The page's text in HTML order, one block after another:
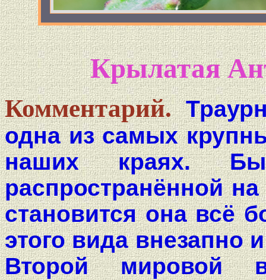
Крылатая
Комментарий.
одна из самых
наших краях.
распространённой
становится она всё
этого вида внезапно
Второй мировой